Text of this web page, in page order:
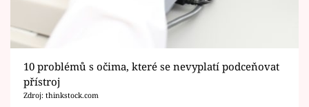
10 problémů s očima, které se nevyplatí podceňovat
přístroj
Zdroj: thinkstock.com